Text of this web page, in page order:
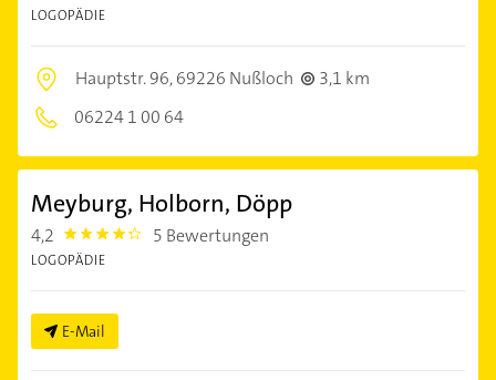
LOGOPÄDIE
Hauptstr. 96,69226 Nußloch
3,1 km
06224 1 00 64
Meyburg, Holborn, Döpp
4,2 4.2000003 5 Bewertungen
LOGOPÄDIE
E-Mail